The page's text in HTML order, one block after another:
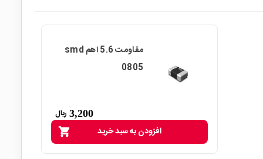
مقاومت 5.6 اهم smd
0805
3,200 ریال
shopping_cart افزودن به سبد خرید